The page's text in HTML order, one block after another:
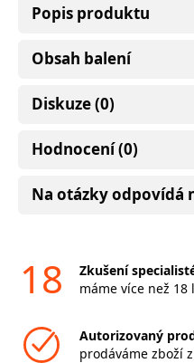
Popis produktu
Obsah balení
Diskuze (0)
Hodnocení (0)
Na otázky odpovídá
18
Zkušení
máme více než 18
Autorizovaný
prodáváme zboží